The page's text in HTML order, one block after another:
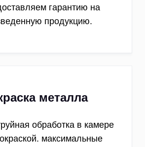
гарантию на
продукцию.
металла
обработка в камере
максимальные